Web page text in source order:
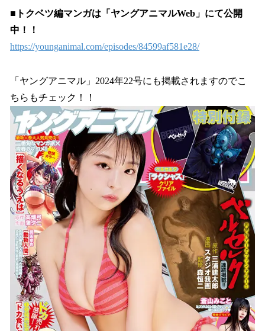
■トクベツ編マンガは「ヤングアニマルWeb」にて公開
中！！
https://younganimal.com/episodes/84599af581e28/
「ヤングアニマル」2024年22号にも掲載されますのでこ
ちらもチェック！！